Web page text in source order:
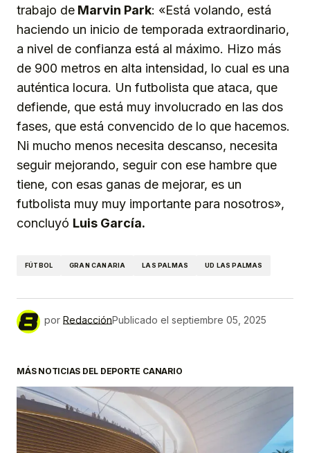
trabajo de Marvin Park: «Está volando, está
haciendo un inicio de temporada extraordinario,
a nivel de confianza está al máximo. Hizo más
de 900 metros en alta intensidad, lo cual es una
auténtica locura. Un futbolista que ataca, que
defiende, que está muy involucrado en las dos
fases, que está convencido de lo que hacemos.
Ni mucho menos necesita descanso, necesita
seguir mejorando, seguir con ese hambre que
tiene, con esas ganas de mejorar, es un
futbolista muy muy importante para nosotros»,
concluyó Luis García.
FÚTBOL GRAN CANARIA LAS PALMAS UD LAS PALMAS
por RedacciónPublicado el septiembre 05, 2025
MÁS NOTICIAS DEL DEPORTE CANARIO